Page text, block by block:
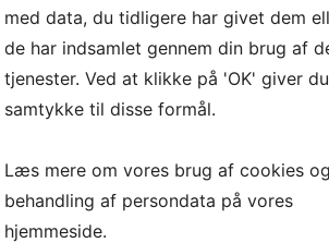
med data, du tidligere har givet dem
de har indsamlet gennem din brug af
tjenester. Ved at klikke på 'OK' giver du
samtykke til disse formål.
Læs mere om vores brug af cookies
behandling af persondata på vores
hjemmeside.